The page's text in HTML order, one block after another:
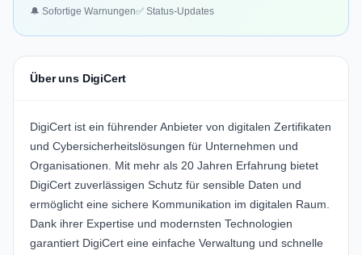
🔔 Sofortige Warnungen✅ Status-Updates
Über uns DigiCert
DigiCert ist ein führender Anbieter von digitalen Zertifikaten
und Cybersicherheitslösungen für Unternehmen und
Organisationen. Mit mehr als 20 Jahren Erfahrung bietet
DigiCert zuverlässigen Schutz für sensible Daten und
ermöglicht eine sichere Kommunikation im digitalen Raum.
Dank ihrer Expertise und modernsten Technologien
garantiert DigiCert eine einfache Verwaltung und schnelle